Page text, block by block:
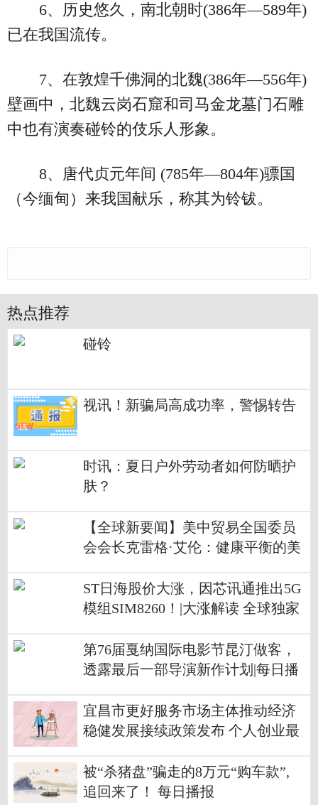
6、历史悠久，南北朝时(386年—589年)
已在我国流传。
7、在敦煌千佛洞的北魏(386年—556年)
壁画中，北魏云岗石窟和司马金龙墓门石雕
中也有演奏碰铃的伎乐人形象。
8、唐代贞元年间 (785年—804年)骠国
（今缅甸）来我国献乐，称其为铃钹。
热点推荐
碰铃
视讯！新骗局高成功率，警惕转告
时讯：夏日户外劳动者如何防晒护
肤？
【全球新要闻】美中贸易全国委员
会会长克雷格·艾伦：健康平衡的美
ST日海股价大涨，因芯讯通推出5G
模组SIM8260！|大涨解读 全球独家
第76届戛纳国际电影节昆汀做客，
透露最后一部导演新作计划|每日播
宜昌市更好服务市场主体推动经济
稳健发展接续政策发布 个人创业最
被“杀猪盘”骗走的8万元“购车款”,
追回来了！ 每日播报